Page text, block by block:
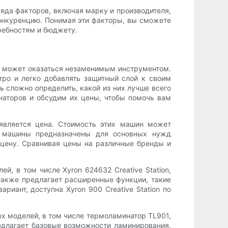
факторов, включая марку и производителя,
Понимая эти факторы, вы сможете
и бюджету.
оказаться незаменимым инструментом.
и легко добавлять защитный слой к своим
определить, какой из них лучше всего
и обсудим их цены, чтобы помочь вам
цена. Стоимость этих машин может
предназначены для основных нужд
Сравнивая цены на различные бренды и
в том числе Xyron 624632 Creative Station,
предлагает расширенные функции, такие
доступна Xyron 900 Creative Station по
моделей, в том числе термоламинатор TL901,
базовые возможности ламинирования.